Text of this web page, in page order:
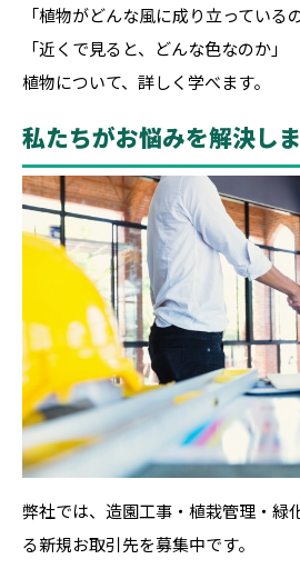
「植物がどんな風に成り立っている
「近くで見ると、どんな色なのか」
植物について、詳しく学べます。
私たちがお悩みを解決し
弊社では、造園工事・植栽管理・緑
る新規お取引先を募集中です。